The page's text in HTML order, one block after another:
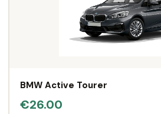
BMW Active Tourer
€26.00